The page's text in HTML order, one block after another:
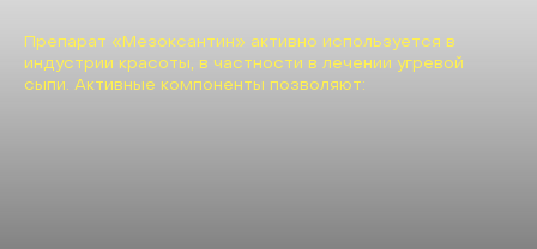
Препарат «Мезоксантин» активно используется в
индустрии красоты, в частности в лечении угревой
сыпи. Активные компоненты позволяют: